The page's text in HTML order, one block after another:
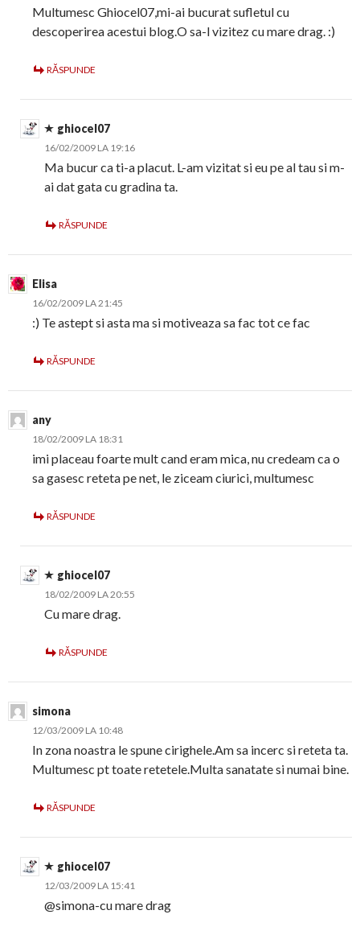
Multumesc Ghiocel07,mi-ai bucurat sufletul cu
descoperirea acestui blog.O sa-l vizitez cu mare drag. :)
RĂSPUNDE
ghiocel07
16/02/2009 LA 19:16
Ma bucur ca ti-a placut. L-am vizitat si eu pe al tau si m-
ai dat gata cu gradina ta.
RĂSPUNDE
Elisa
16/02/2009 LA 21:45
:) Te astept si asta ma si motiveaza sa fac tot ce fac
RĂSPUNDE
any
18/02/2009 LA 18:31
imi placeau foarte mult cand eram mica, nu credeam ca o
sa gasesc reteta pe net, le ziceam ciurici, multumesc
RĂSPUNDE
ghiocel07
18/02/2009 LA 20:55
Cu mare drag.
RĂSPUNDE
simona
12/03/2009 LA 10:48
In zona noastra le spune cirighele.Am sa incerc si reteta ta.
Multumesc pt toate retetele.Multa sanatate si numai bine.
RĂSPUNDE
ghiocel07
12/03/2009 LA 15:41
@simona-cu mare drag